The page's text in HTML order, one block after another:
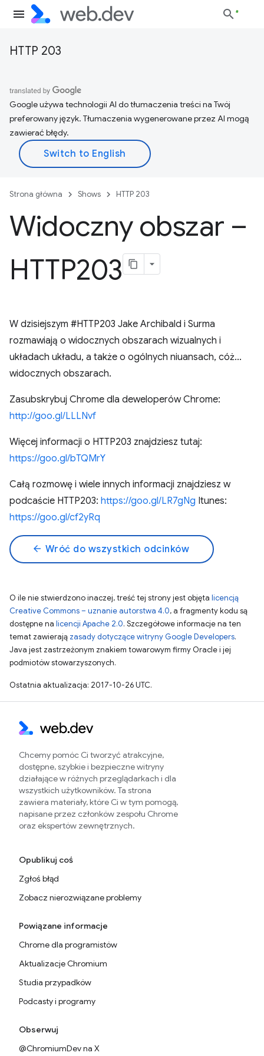
HTTP 203
Google używa technologii AI do tłumaczenia treści na Twój
preferowany język. Tłumaczenia wygenerowane przez AI mogą
zawierać błędy.
Strona główna Shows HTTP 203
Widoczny obszar –
HTTP203
W dzisiejszym #HTTP203 Jake Archibald i Surma
rozmawiają o widocznych obszarach wizualnych i
układach układu, a także o ogólnych niuansach, cóż...
widocznych obszarach.
Zasubskrybuj Chrome dla deweloperów Chrome:
http://goo.gl/LLLNvf
Więcej informacji o HTTP203 znajdziesz tutaj:
https://goo.gl/bTQMrY
Całą rozmowę i wiele innych informacji znajdziesz w
podcaście HTTP203: https://goo.gl/LR7gNg Itunes:
https://goo.gl/cf2yRq
arrow_back Wróć do wszystkich odcinków
O ile nie stwierdzono inaczej, treść tej strony jest objęta licencją
Creative Commons – uznanie autorstwa 4.0, a fragmenty kodu są
dostępne na licencji Apache 2.0. Szczegółowe informacje na ten
temat zawierają zasady dotyczące witryny Google Developers.
Java jest zastrzeżonym znakiem towarowym firmy Oracle i jej
podmiotów stowarzyszonych.
Ostatnia aktualizacja: 2017-10-26 UTC.
Chcemy pomóc Ci tworzyć atrakcyjne,
dostępne, szybkie i bezpieczne witryny
działające w różnych przeglądarkach i dla
wszystkich użytkowników. Ta strona
zawiera materiały, które Ci w tym pomogą,
napisane przez członków zespołu Chrome
oraz ekspertów zewnętrznych.
Opublikuj coś
Zgłoś błąd
Zobacz nierozwiązane problemy
Powiązane informacje
Chrome dla programistów
Aktualizacje Chromium
Studia przypadków
Podcasty i programy
Obserwuj
@ChromiumDev na X